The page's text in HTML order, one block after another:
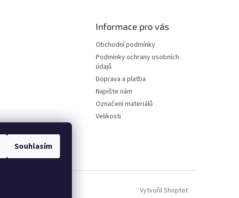
Souhlasím
Informace pro vás
Obchodní podmínky
Podmínky ochrany osobních
údajů
Doprava a platba
Napište nám
Označení materiálů
Velikosti
Vytvořil Shoptet